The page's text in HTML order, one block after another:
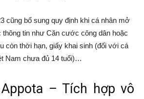
cũng bổ sung quy định khi cá nhân mở
thông tin như Căn cước công dân hoặc
còn thời hạn, giấy khai sinh (đối với cá
Nam chưa đủ 14 tuổi)…
– Tích hợp vô